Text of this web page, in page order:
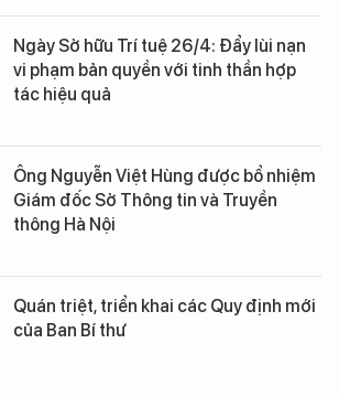
Ngày Sở hữu Trí tuệ 26/4: Đẩy lùi nạn
vi phạm bản quyền với tinh thần hợp
tác hiệu quả
Ông Nguyễn Việt Hùng được bổ nhiệm
Giám đốc Sở Thông tin và Truyền
thông Hà Nội
Quán triệt, triển khai các Quy định mới
của Ban Bí thư